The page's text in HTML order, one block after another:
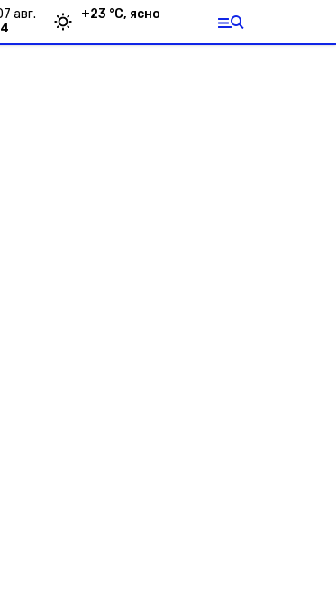
авг.
+23 °С, ясно